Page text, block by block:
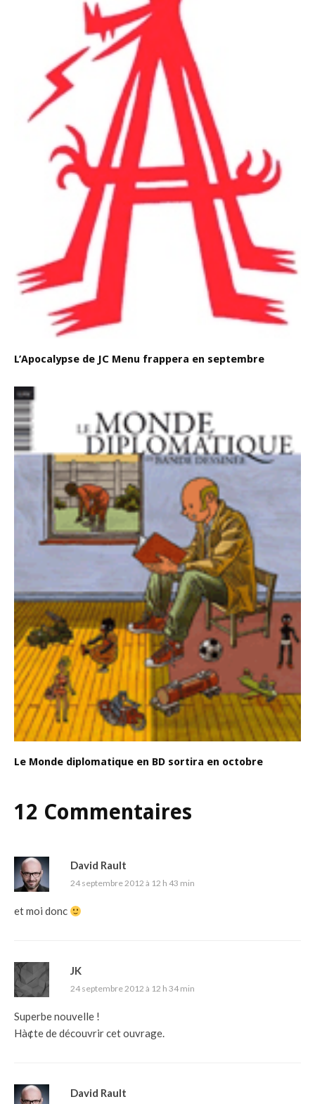
L’Apocalypse de JC Menu frappera en septembre
Le Monde diplomatique en BD sortira en octobre
12 Commentaires
David Rault
24 septembre 2012 à 12 h 43 min
et moi donc
JK
24 septembre 2012 à 12 h 34 min
Superbe nouvelle !
Hà¢te de découvrir cet ouvrage.
David Rault